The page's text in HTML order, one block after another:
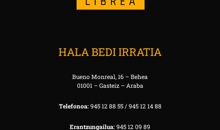
HALA BEDI IRRATIA
Bueno Monreal, 16 – Behea
01001 – Gasteiz – Araba
Telefonoa:945 12 88 55 / 945 12 14 88
Erantzungailua:945 12 09 89